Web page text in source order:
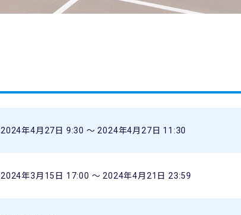
2024年4月27日 9:30 〜 2024年4月27日 11:30
2024年3月15日 17:00 〜 2024年4月21日 23:59